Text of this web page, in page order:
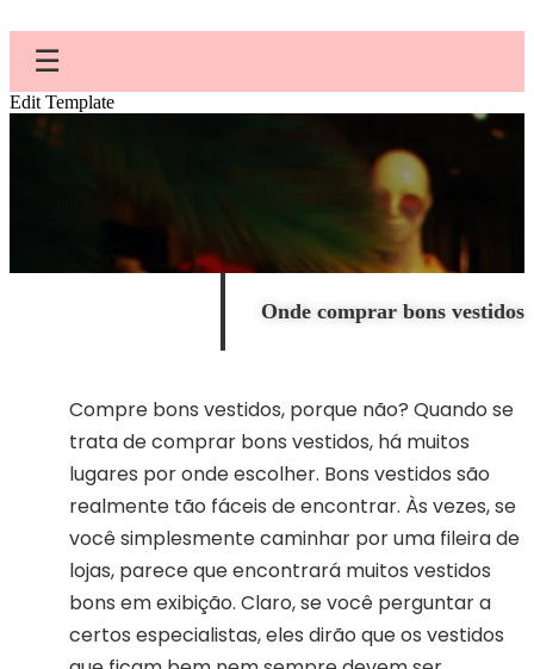
☰
Edit Template
Onde comprar bons vestidos
Compre bons vestidos, porque não? Quando se
trata de comprar bons vestidos, há muitos
lugares por onde escolher. Bons vestidos são
realmente tão fáceis de encontrar. Às vezes, se
você simplesmente caminhar por uma fileira de
lojas, parece que encontrará muitos vestidos
bons em exibição. Claro, se você perguntar a
certos especialistas, eles dirão que os vestidos